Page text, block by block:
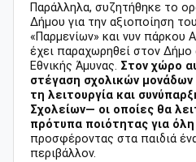
Παράλληλα, συζητήθηκε το
Δήμου για την αξιοποίηση
«Παρμενίων» και νυν πάρκου
έχει παραχωρηθεί στον
Εθνικής Άμυνας. Στον χώρο
στέγαση σχολικών μονάδων
τη λειτουργία και
Σχολείων— οι οποίες θα
πρότυπα ποιότητας για
προσφέροντας στα παιδιά
περιβάλλον.